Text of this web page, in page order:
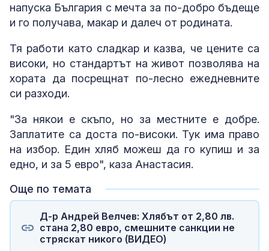
напуска България с мечта за по-добро бъдеще
и го получава, макар и далеч от родината.
Тя работи като сладкар и казва, че цените са
високи, но стандартът на живот позволява на
хората да посрещнат по-лесно ежедневните
си разходи.
"За някои е скъпо, но за местните е добре.
Заплатите са доста по-високи. Тук има право
на избор. Един хляб можеш да го купиш и за
едно, и за 5 евро", каза Анастасия.
Още по темата
Д-р Андрей Велчев: Хлябът от 2,80 лв.
стана 2,80 евро, смешните санкции не
стряскат никого (ВИДЕО)